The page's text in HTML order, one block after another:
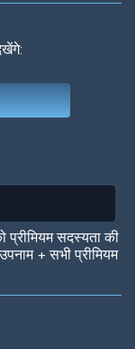
सदस्यता की
+ सभी प्रीमियम